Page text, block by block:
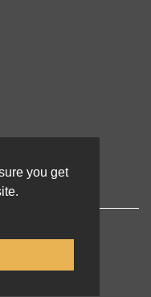
you get
Impressum